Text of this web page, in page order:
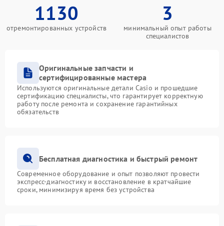
1130
отремонтированных устройств
3
минимальный опыт работы
специалистов
Оригинальные запчасти и
сертифицированные мастера
Используются оригинальные детали Casio и прошедшие
сертификацию специалисты, что гарантирует корректную
работу после ремонта и сохранение гарантийных
обязательств
Бесплатная диагностика и быстрый ремонт
Современное оборудование и опыт позволяют провести
экспресс-диагностику и восстановление в кратчайшие
сроки, минимизируя время без устройства